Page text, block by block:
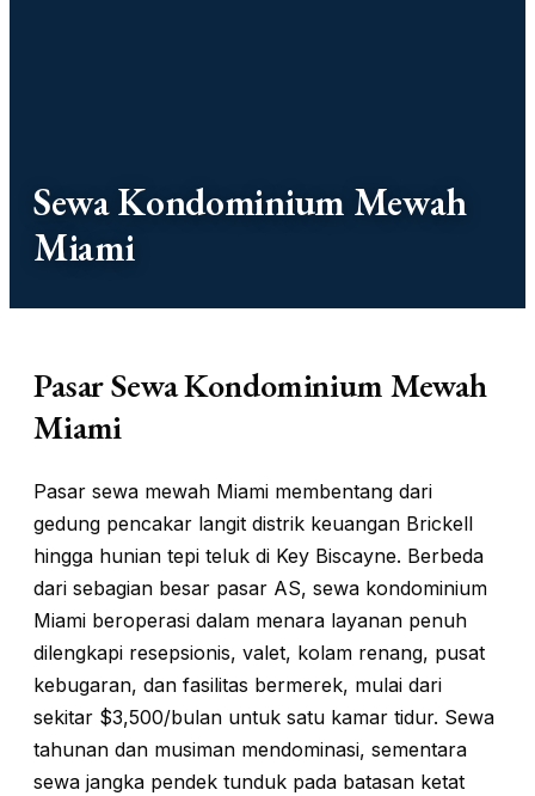
Sewa Kondominium Mewah
Miami
Pasar Sewa Kondominium Mewah
Miami
Pasar sewa mewah Miami membentang dari
gedung pencakar langit distrik keuangan Brickell
hingga hunian tepi teluk di Key Biscayne. Berbeda
dari sebagian besar pasar AS, sewa kondominium
Miami beroperasi dalam menara layanan penuh
dilengkapi resepsionis, valet, kolam renang, pusat
kebugaran, dan fasilitas bermerek, mulai dari
sekitar $3,500/bulan untuk satu kamar tidur. Sewa
tahunan dan musiman mendominasi, sementara
sewa jangka pendek tunduk pada batasan ketat